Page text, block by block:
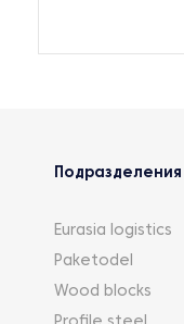
Подразделения
Eurasia logistics
Paketodel
Wood blocks